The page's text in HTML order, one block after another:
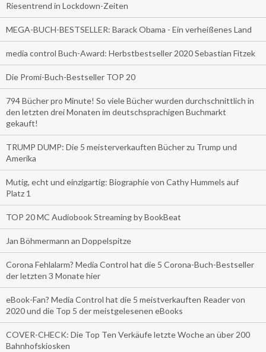
Riesentrend in Lockdown-Zeiten
MEGA-BUCH-BESTSELLER: Barack Obama - Ein verheißenes Land
media control Buch-Award: Herbstbestseller 2020 Sebastian Fitzek
Die Promi-Buch-Bestseller TOP 20
794 Bücher pro Minute! So viele Bücher wurden durchschnittlich in
den letzten drei Monaten im deutschsprachigen Buchmarkt
gekauft!
TRUMP DUMP: Die 5 meisterverkauften Bücher zu Trump und
Amerika
Mutig, echt und einzigartig: Biographie von Cathy Hummels auf
Platz 1
TOP 20 MC Audiobook Streaming by BookBeat
Jan Böhmermann an Doppelspitze
Corona Fehlalarm? Media Control hat die 5 Corona-Buch-Bestseller
der letzten 3 Monate hier
eBook-Fan? Media Control hat die 5 meistverkauften Reader von
2020 und die Top 5 der meistgelesenen eBooks
COVER-CHECK: Die Top Ten Verkäufe letzte Woche an über 200
Bahnhofskiosken